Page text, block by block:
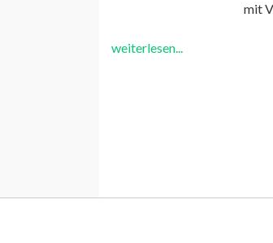
mit
weiterlesen...